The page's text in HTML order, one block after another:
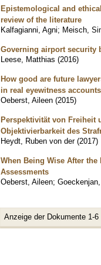
Epistemological and
review of the literature
Kalfagianni, Agni; Meisch,
Governing airport security
Leese, Matthias (2016)
How good are future
in real eyewitness accounts
Oeberst, Aileen (2015)
Perspektivität von Freiheit
Objektivierbarkeit des
Heydt, Ruben von der (2017)
When Being Wise After
Assessments
Oeberst, Aileen;
Anzeige der Dokumente 1-6